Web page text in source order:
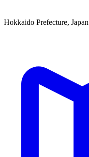
Hokkaido Prefecture, Japan